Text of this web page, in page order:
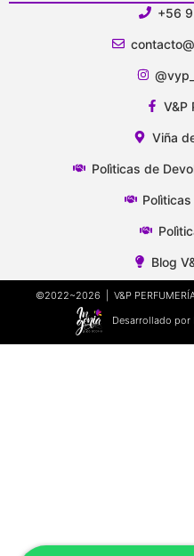
+56
V&P
Viña
Polìticas de
Blog
©2022~2026 | V&P
Desarrollado por